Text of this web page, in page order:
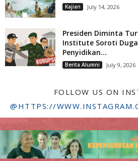
Kajian July 14, 2026
Presiden Diminta
Institute Soroti
Penyidikan...
Berita Alumni July 9, 2026
FOLLOW US ON